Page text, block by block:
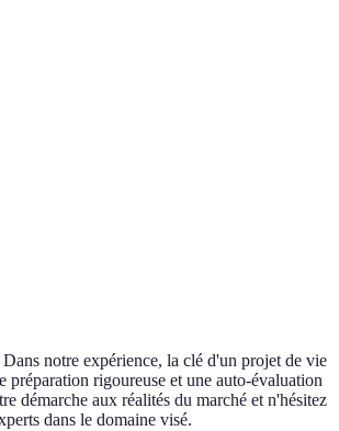
Dans notre expérience, la clé d'un projet de vie
préparation rigoureuse et une auto-évaluation
démarche aux réalités du marché et n'hésitez
dans le domaine visé.